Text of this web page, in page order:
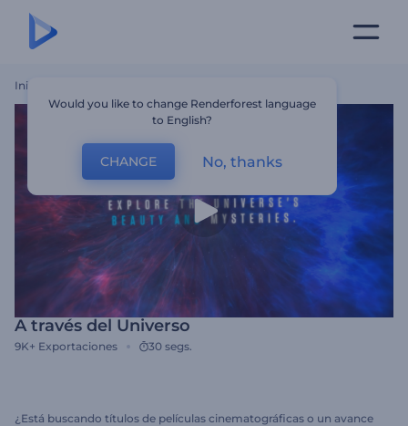
Inicio
A través del Universo
9K+ Exportaciones 30 segs.
¿Está buscando títulos de películas cinematográficas o un avance
Would you like to change Renderforest language
to English?
CHANGE No, thanks